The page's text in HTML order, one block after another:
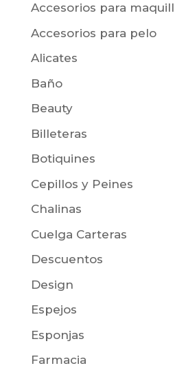
Accesorios para
Accesorios para pelo
Alicates
Baño
Beauty
Billeteras
Botiquines
Cepillos y Peines
Chalinas
Cuelga Carteras
Descuentos
Design
Espejos
Esponjas
Farmacia